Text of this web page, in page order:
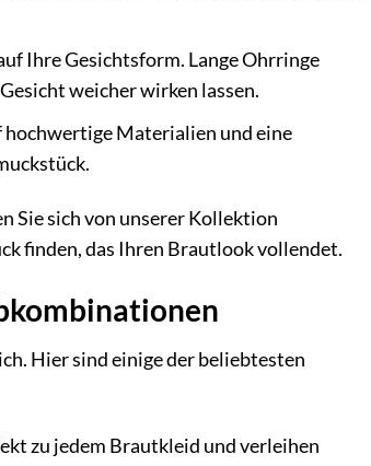
Ihre Gesichtsform. Lange Ohrringe
weicher wirken lassen.
Materialien und eine
Sie sich von unserer Kollektion
finden, das Ihren Brautlook vollendet.
Hier sind einige der beliebtesten
zu jedem Brautkleid und verleihen